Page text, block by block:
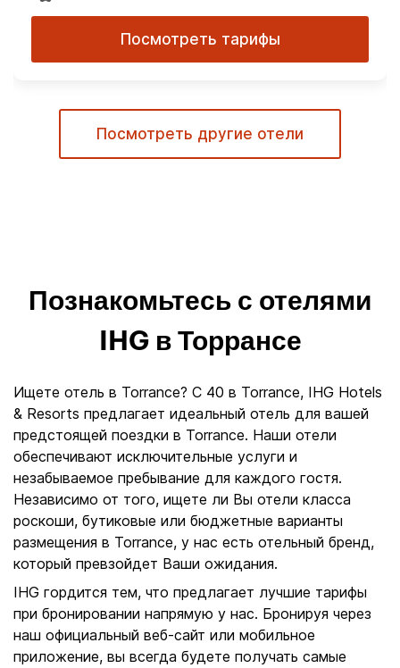
Посмотреть тарифы
Посмотреть другие отели
Познакомьтесь с отелями
IHG в Торрансе
Ищете отель в Torrance? С 40 в Torrance, IHG Hotels
& Resorts предлагает идеальный отель для вашей
предстоящей поездки в Torrance. Наши отели
обеспечивают исключительные услуги и
незабываемое пребывание для каждого гостя.
Независимо от того, ищете ли Вы отели класса
роскоши, бутиковые или бюджетные варианты
размещения в Torrance, у нас есть отельный бренд,
который превзойдет Ваши ожидания.
IHG гордится тем, что предлагает лучшие тарифы
при бронировании напрямую у нас. Бронируя через
наш официальный веб-сайт или мобильное
приложение, вы всегда будете получать самые